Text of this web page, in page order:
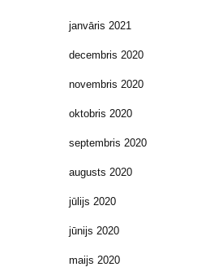
janvāris 2021
decembris 2020
novembris 2020
oktobris 2020
septembris 2020
augusts 2020
jūlijs 2020
jūnijs 2020
maijs 2020